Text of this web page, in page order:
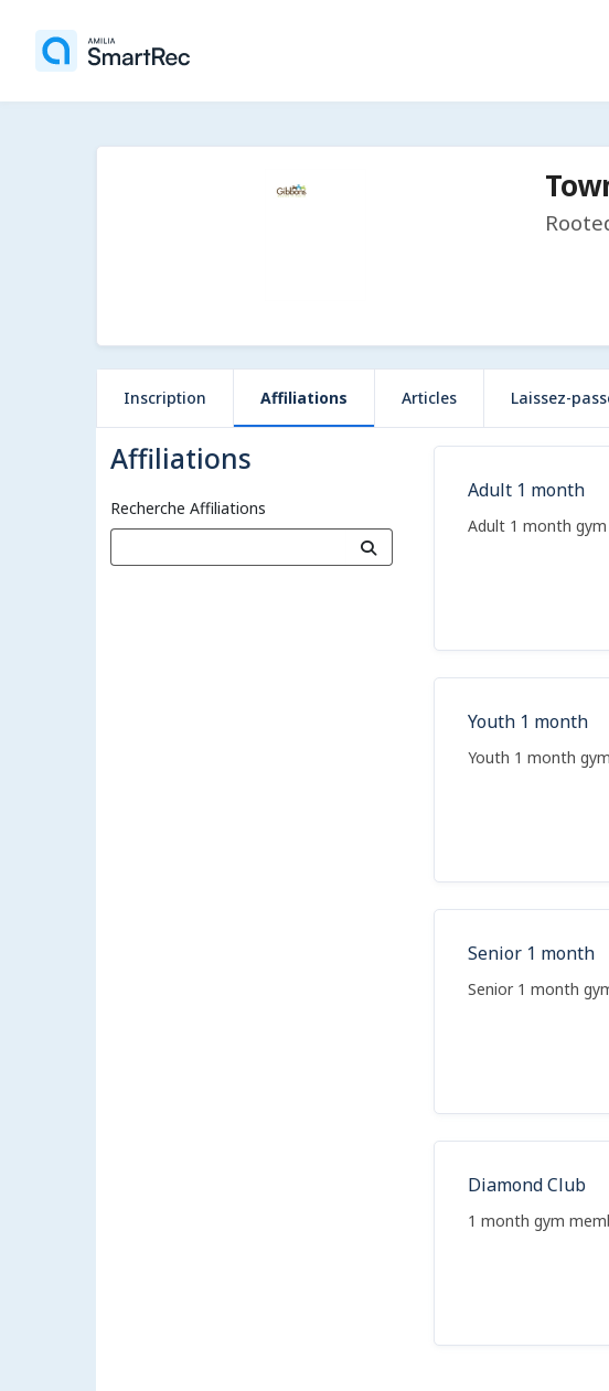
Inscription Affiliations Articles Laissez-
Affiliations
Recherche Affiliations
Adult 1 month
Adult 1 month
Youth 1 month
Youth 1 month
Senior 1 month
Senior 1 month
Diamond Club
1 month gym